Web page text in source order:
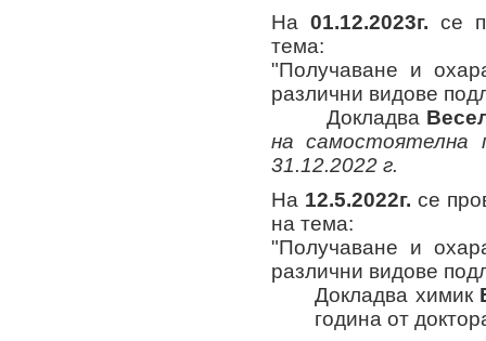
На 01.12.2023г. се
тема:
"Получаване и
различни видове
Докладва
на самостоятелна
31.12.2022 г.
На 12.5.2022г.се
на тема:
"Получаване и
различни видове
Докладва химик
година от